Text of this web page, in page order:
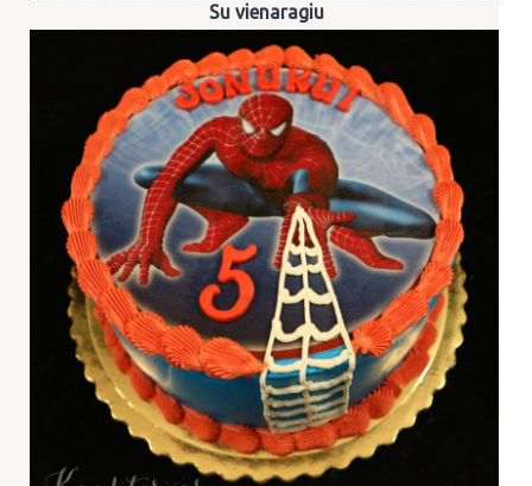
Su vienaragiu